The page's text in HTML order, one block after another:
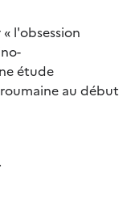
l'obsession
étude
au début